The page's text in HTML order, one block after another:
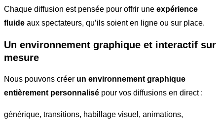
Chaque diffusion est pensée pour offrir une expérience
fluide aux spectateurs, qu’ils soient en ligne ou sur place.
Un environnement graphique et interactif sur
mesure
Nous pouvons créer un environnement graphique
entièrement personnalisé pour vos diffusions en direct :
générique, transitions, habillage visuel, animations,